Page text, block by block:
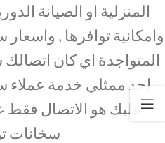
المنزلية او الصيانة
وامكانية توافرها ,
المتواجدة اي كان
احد ممثلي خدمة عملاء
عليك هو الاتصال
سخانات